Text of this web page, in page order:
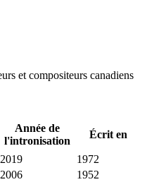
et compositeurs canadiens
Année de
l'intronisation
Écrit en
2019
1972
2006
1952